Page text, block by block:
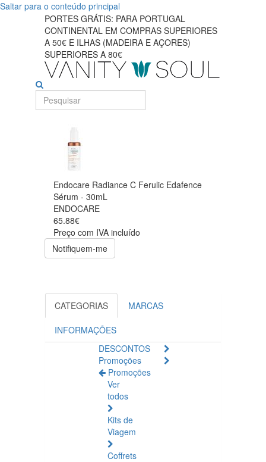
Saltar para o conteúdo principal
PORTES GRÁTIS: PARA PORTUGAL
CONTINENTAL EM COMPRAS SUPERIORES
A 50€ E ILHAS (MADEIRA E AÇORES)
SUPERIORES A 80€
Endocare Radiance C Ferulic Edafence
Sérum - 30mL
ENDOCARE
65.88€
Preço com IVA incluído
Notifiquem-me
CATEGORIAS MARCAS
INFORMAÇÕES
DESCONTOS
Promoções
Promoções
Ver
todos
Kits de
Viagem
Coffrets